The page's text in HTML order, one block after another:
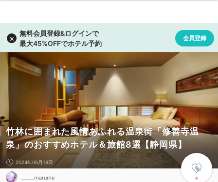
竹林に囲まれた風情あふれる温泉街「修善寺温
泉」のおすすめホテル＆旅館8選【静岡県】
4
2024年06月18日
_____marume